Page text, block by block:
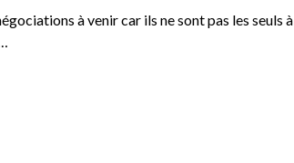
à venir car ils ne sont pas les seuls à